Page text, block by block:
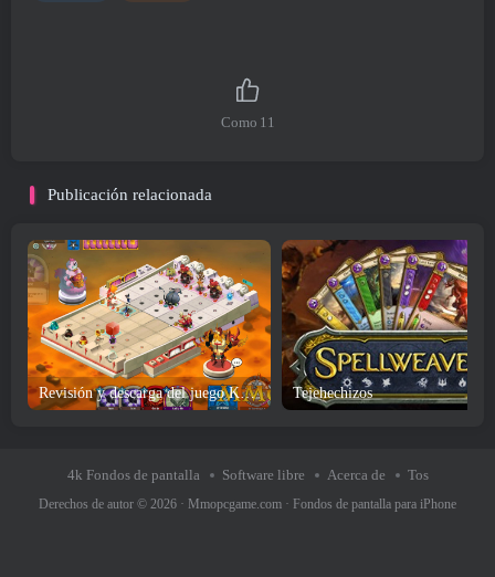
Como 11
Publicación relacionada
Revisión y descarga del juego Krosmaga Tejehechizos
4k Fondos de pantalla Software libre Acerca de Tos
Derechos de autor © 2026 · Mmopcgame.com · Fondos de pantalla para iPhone